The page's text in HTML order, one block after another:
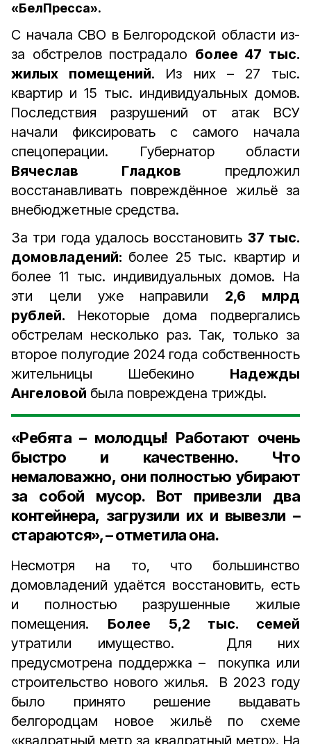
«БелПресса».
С начала СВО в Белгородской области из-
за обстрелов пострадало более 47 тыс.
жилых помещений. Из них – 27 тыс.
квартир и 15 тыс. индивидуальных домов.
Последствия разрушений от атак ВСУ
начали фиксировать с самого начала
спецоперации. Губернатор области
Вячеслав Гладков предложил
восстанавливать повреждённое жильё за
внебюджетные средства.
За три года удалось восстановить 37 тыс.
домовладений: более 25 тыс. квартир и
более 11 тыс. индивидуальных домов. На
эти цели уже направили 2,6 млрд
рублей. Некоторые дома подвергались
обстрелам несколько раз. Так, только за
второе полугодие 2024 года собственность
жительницы Шебекино Надежды
Ангеловой была повреждена трижды.
«Ребята – молодцы! Работают очень
быстро и качественно. Что
немаловажно, они полностью убирают
за собой мусор. Вот привезли два
контейнера, загрузили их и вывезли –
стараются», – отметила она.
Несмотря на то, что большинство
домовладений удаётся восстановить, есть
и полностью разрушенные жилые
помещения. Более 5,2 тыс. семей
утратили имущество. Для них
предусмотрена поддержка – покупка или
строительство нового жилья. В 2023 году
было принято решение выдавать
белгородцам новое жильё по схеме
«квадратный метр за квадратный метр». На